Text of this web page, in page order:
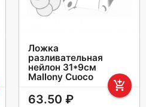
Ложка
разливательная
нейлон 31*9см
Mallony Cuoco
add_shopping_cart
63.50 ₽